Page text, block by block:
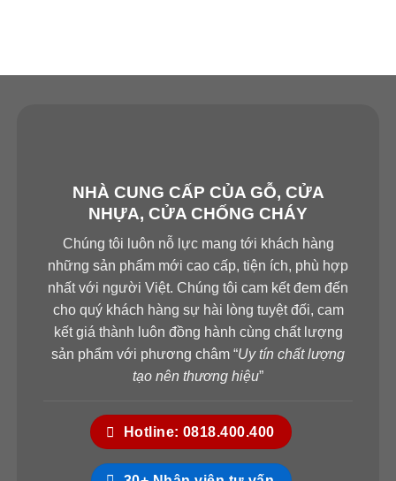
NHÀ CUNG CẤP CỦA GỖ, CỬA
NHỰA, CỬA CHỐNG CHÁY
Chúng tôi luôn nỗ lực mang tới khách hàng
những sản phẩm mới cao cấp, tiện ích, phù hợp
nhất với người Việt. Chúng tôi cam kết đem đến
cho quý khách hàng sự hài lòng tuyệt đối, cam
kết giá thành luôn đồng hành cùng chất lượng
sản phẩm với phương châm “Uy tín chất lượng
tạo nên thương hiệu”
Hotline: 0818.400.400